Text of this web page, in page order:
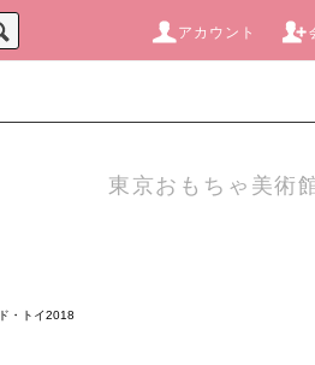
アカウント
東京おもちゃ美術
・トイ2018